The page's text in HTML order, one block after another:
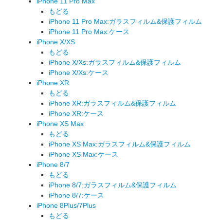
もどる
iPhone 11 Pro Max:ガラスフィルム&保護フィルム
iPhone 11 Pro Max:ケース
iPhone X/XS
もどる
iPhone X/Xs:ガラスフィルム&保護フィルム
iPhone X/Xs:ケース
iPhone XR
もどる
iPhone XR:ガラスフィルム&保護フィルム
iPhone XR:ケース
iPhone XS Max
もどる
iPhone XS Max:ガラスフィルム&保護フィルム
iPhone XS Max:ケース
iPhone 8/7
もどる
iPhone 8/7:ガラスフィルム&保護フィルム
iPhone 8/7:ケース
iPhone 8Plus/7Plus
もどる